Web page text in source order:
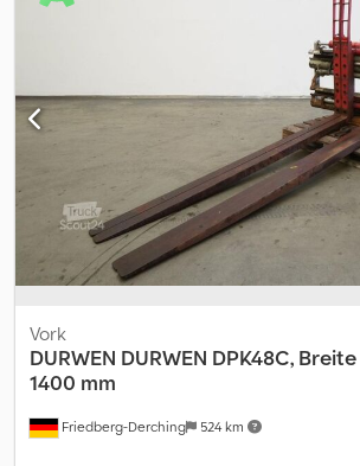
Friedberg-Derching 524 km
Vork
DURWEN DURWEN DPK48C, Breite
1400 mm